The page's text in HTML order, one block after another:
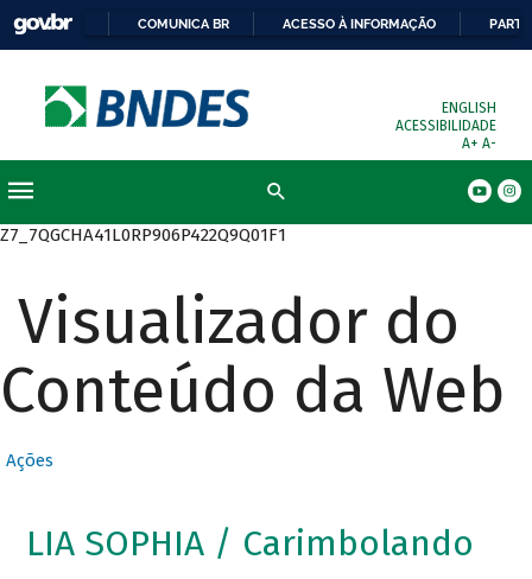
COMUNICA BR ACESSO À INFORMAÇÃO
ENGLISH
ACESSIBILIDADE
A+ A-
Z7_7QGCHA41L0RP906P422Q9Q01F1
Visualizador do
Conteúdo da Web
Ações
LIA SOPHIA / Carimbolando